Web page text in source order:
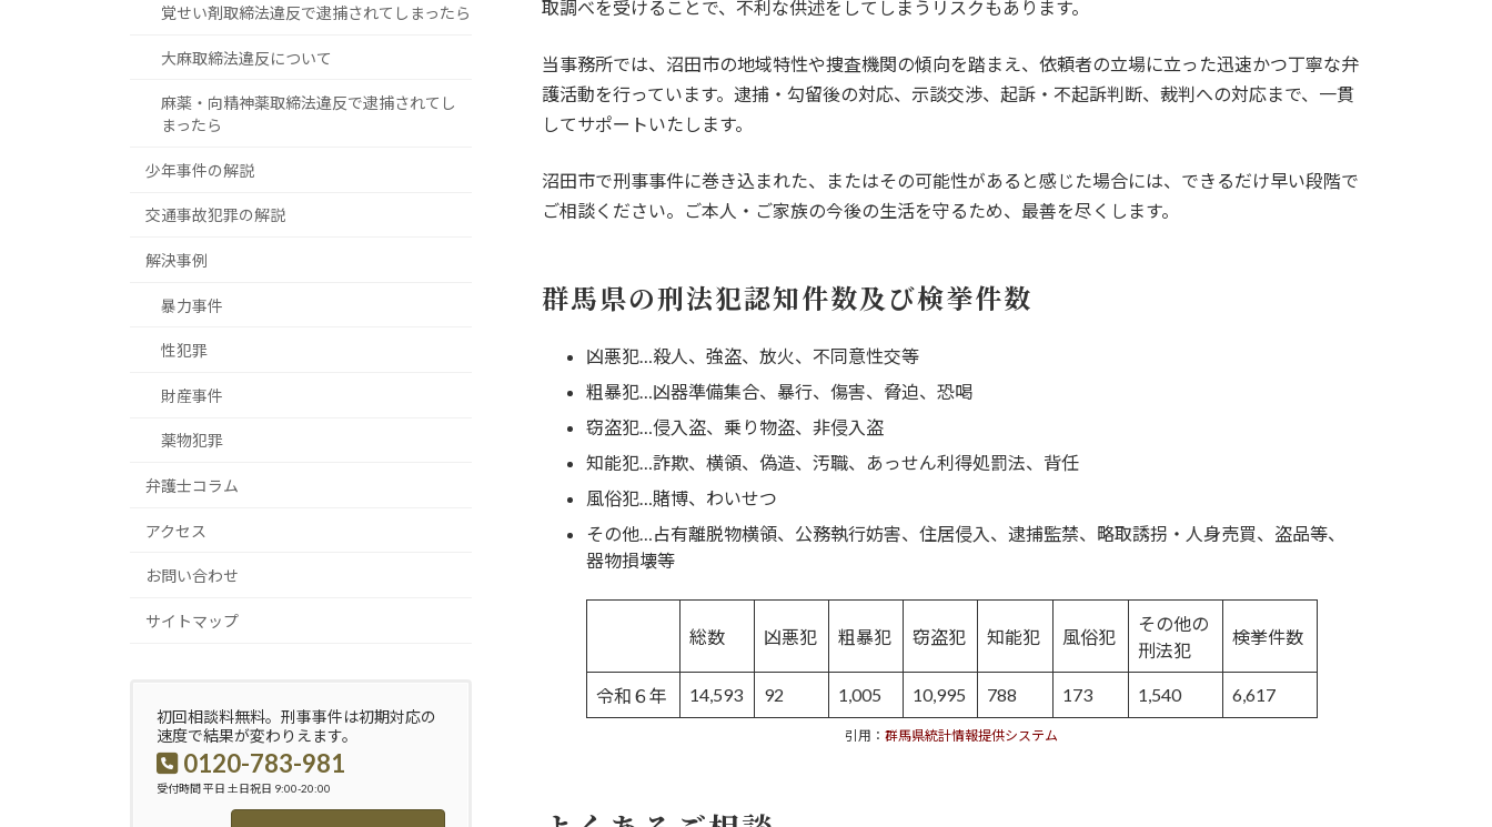
取調べを受けることで、不利な供述をしてしまうリスクもあります。
当事務所では、沼田市の地域特性や捜査機関の傾向を踏まえ、依頼者の立場に立った迅速かつ丁寧な弁
護活動を行っています。逮捕・勾留後の対応、示談交渉、起訴・不起訴判断、裁判への対応まで、一貫
してサポートいたします。
沼田市で刑事事件に巻き込まれた、またはその可能性があると感じた場合には、できるだけ早い段階で
ご相談ください。ご本人・ご家族の今後の生活を守るため、最善を尽くします。
群馬県の刑法犯認知件数及び検挙件数
凶悪犯…殺人、強盗、放火、不同意性交等
粗暴犯…凶器準備集合、暴行、傷害、脅迫、恐喝
窃盗犯…侵入盗、乗り物盗、非侵入盗
知能犯…詐欺、横領、偽造、汚職、あっせん利得処罰法、背任
風俗犯…賭博、わいせつ
その他…占有離脱物横領、公務執行妨害、住居侵入、逮捕監禁、略取誘拐・人身売買、盗品等、
器物損壊等
総数 凶悪犯 粗暴犯 窃盗犯 知能犯 風俗犯
その他の
刑法犯
検挙件数
令和６年 14,593 92 1,005 10,995 788 173 1,540 6,617
引用：群馬県統計情報提供システム
覚せい剤取締法違反で逮捕されてしまったら
大麻取締法違反について
麻薬・向精神薬取締法違反で逮捕されてし
まったら
少年事件の解説
交通事故犯罪の解説
解決事例
暴力事件
性犯罪
財産事件
薬物犯罪
弁護士コラム
アクセス
お問い合わせ
サイトマップ
初回相談料無料。刑事事件は初期対応の
速度で結果が変わりえます。
0120-783-981
受付時間 平日 土日祝日 9:00-20:00